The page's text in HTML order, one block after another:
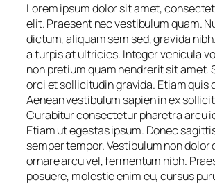
Lorem ipsum dolor sit amet,
elit. Praesent nec vestibulum quam.
dictum, aliquam sem sed, gravida
a turpis at ultricies. Integer vehicula
non pretium quam hendrerit sit amet.
orci et sollicitudin gravida. Etiam quis
Aenean vestibulum sapien in ex
Curabitur consectetur pharetra arcu
Etiam ut egestas ipsum. Donec
semper tempor. Vestibulum non dolor
ornare arcu vel, fermentum nibh.
posuere, molestie enim eu, cursus